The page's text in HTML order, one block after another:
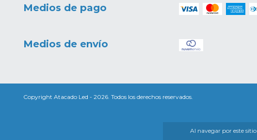
Al navegar por este sitio
Medios de pago
Medios de envío
Copyright Atacado Led - 2026. Todos los derechos reservados.